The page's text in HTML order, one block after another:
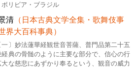
ボリビア・ブラジル
清 （日本古典文学全集・歌舞伎事
界大百科事典）
一〕妙法蓮華経観世音菩薩、普門品第二十五
経典の骨髄のように主要な部分で、信心の行
大な慈悲にあずかり奉るという、観音の威力